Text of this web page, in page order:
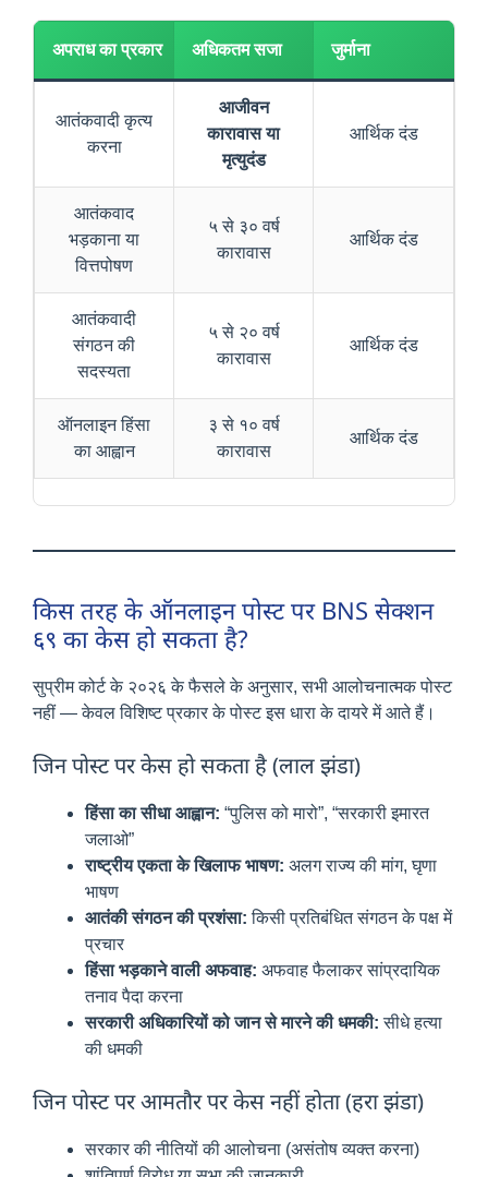
अपराध का प्रकार अधिकतम सजा जुर्माना
आतंकवादी कृत्य
करना
आजीवन
कारावास या
मृत्युदंड
आर्थिक दंड
आतंकवाद
भड़काना या
वित्तपोषण
५ से ३० वर्ष
कारावास
आर्थिक दंड
आतंकवादी
संगठन की
सदस्यता
५ से २० वर्ष
कारावास
आर्थिक दंड
ऑनलाइन हिंसा
का आह्वान
३ से १० वर्ष
कारावास
आर्थिक दंड
किस तरह के ऑनलाइन पोस्ट पर BNS सेक्शन
६९ का केस हो सकता है?
सुप्रीम कोर्ट के २०२६ के फैसले के अनुसार, सभी आलोचनात्मक पोस्ट
नहीं — केवल विशिष्ट प्रकार के पोस्ट इस धारा के दायरे में आते हैं।
जिन पोस्ट पर केस हो सकता है (लाल झंडा)
हिंसा का सीधा आह्वान: “पुलिस को मारो”, “सरकारी इमारत
जलाओ”
राष्ट्रीय एकता के खिलाफ भाषण: अलग राज्य की मांग, घृणा
भाषण
आतंकी संगठन की प्रशंसा: किसी प्रतिबंधित संगठन के पक्ष में
प्रचार
हिंसा भड़काने वाली अफवाह: अफवाह फैलाकर सांप्रदायिक
तनाव पैदा करना
सरकारी अधिकारियों को जान से मारने की धमकी: सीधे हत्या
की धमकी
जिन पोस्ट पर आमतौर पर केस नहीं होता (हरा झंडा)
सरकार की नीतियों की आलोचना (असंतोष व्यक्त करना)